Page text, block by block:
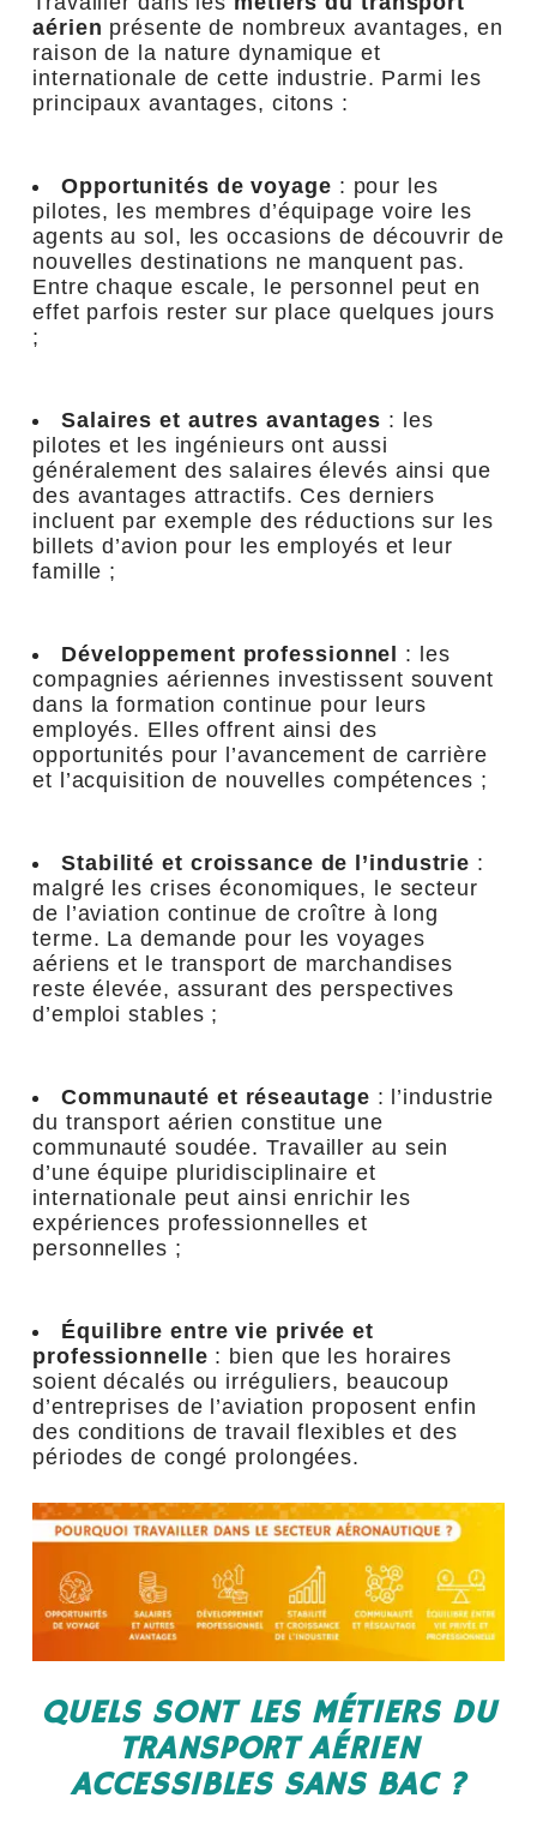
aérien présente de nombreux avantages, en
raison de la nature dynamique et
internationale de cette industrie. Parmi les
principaux avantages, citons :
Opportunités de voyage : pour les
pilotes, les membres d’équipage voire les
agents au sol, les occasions de découvrir de
nouvelles destinations ne manquent pas.
Entre chaque escale, le personnel peut en
effet parfois rester sur place quelques jours
;
Salaires et autres avantages : les
pilotes et les ingénieurs ont aussi
généralement des salaires élevés ainsi que
des avantages attractifs. Ces derniers
incluent par exemple des réductions sur les
billets d’avion pour les employés et leur
famille ;
Développement professionnel
: les
compagnies aériennes investissent souvent
dans la formation continue pour leurs
employés. Elles offrent ainsi des
opportunités pour l’avancement de carrière
et l’acquisition de nouvelles compétences ;
Stabilité et croissance de l’industrie :
malgré les crises économiques, le secteur
de l’aviation continue de croître à long
terme. La demande pour les voyages
aériens et le transport de marchandises
reste élevée, assurant des perspectives
d’emploi stables ;
Communauté et réseautage : l’industrie
du transport aérien constitue une
communauté soudée. Travailler au sein
d’une équipe pluridisciplinaire et
internationale peut ainsi enrichir les
expériences professionnelles et
personnelles ;
Équilibre entre vie privée et
professionnelle : bien que les horaires
soient décalés ou irréguliers, beaucoup
d’entreprises de l’aviation proposent enfin
des conditions de travail flexibles et des
périodes de congé prolongées.
QUELS SONT LES MÉTIERS DU
TRANSPORT AÉRIEN
ACCESSIBLES SANS BAC ?